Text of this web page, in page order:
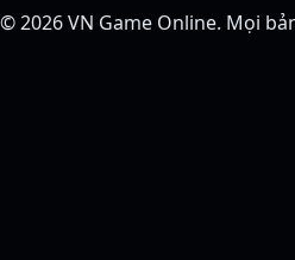
© 2026VN Game Online. Mọi